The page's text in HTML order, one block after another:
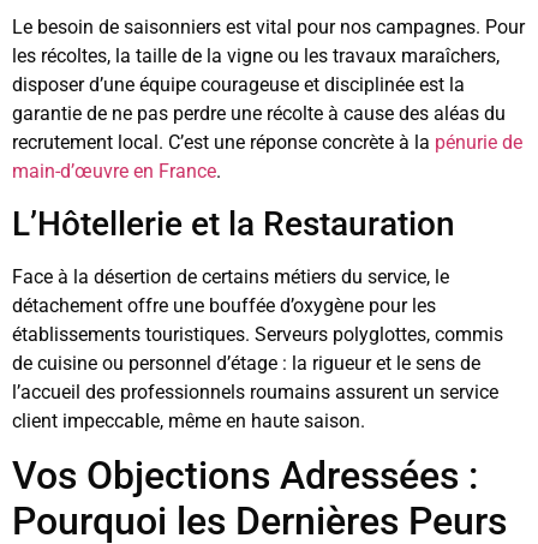
Le besoin de saisonniers est vital pour nos campagnes. Pour
les récoltes, la taille de la vigne ou les travaux maraîchers,
disposer d’une équipe courageuse et disciplinée est la
garantie de ne pas perdre une récolte à cause des aléas du
recrutement local. C’est une réponse concrète à la pénurie de
main-d’œuvre en France.
L’Hôtellerie et la Restauration
Face à la désertion de certains métiers du service, le
détachement offre une bouffée d’oxygène pour les
établissements touristiques. Serveurs polyglottes, commis
de cuisine ou personnel d’étage : la rigueur et le sens de
l’accueil des professionnels roumains assurent un service
client impeccable, même en haute saison.
Vos Objections Adressées :
Pourquoi les Dernières Peurs